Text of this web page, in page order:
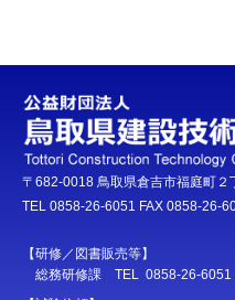
〒682-0018 鳥取県倉吉市福庭町２
TEL 0858-26-6051 FAX 0858-26-
【研修／図書販売等】
総務研修課 TEL 0858-26-6051